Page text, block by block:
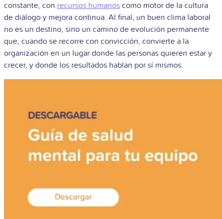
constante, con recursos humanos como motor de la cultura
de diálogo y mejora continua. Al final, un buen clima laboral
no es un destino, sino un camino de evolución permanente
que, cuando se recorre con convicción, convierte a la
organización en un lugar donde las personas quieren estar y
crecer, y donde los resultados hablan por sí mismos.